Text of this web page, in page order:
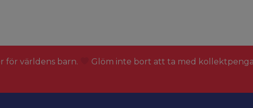
för världens barn.
Glöm inte bort att ta med